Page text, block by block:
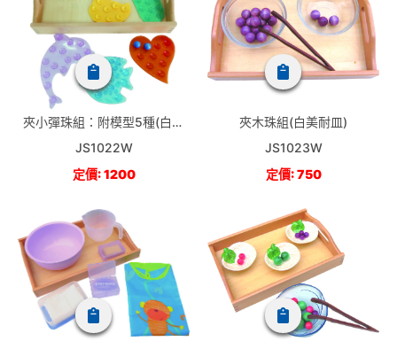
夾小彈珠組：附模型5種(白美
JS1022W
定價: 1200
夾木珠組(白美耐皿)
JS1023W
定價: 750